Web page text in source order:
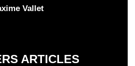
Vallet
ARTICLES